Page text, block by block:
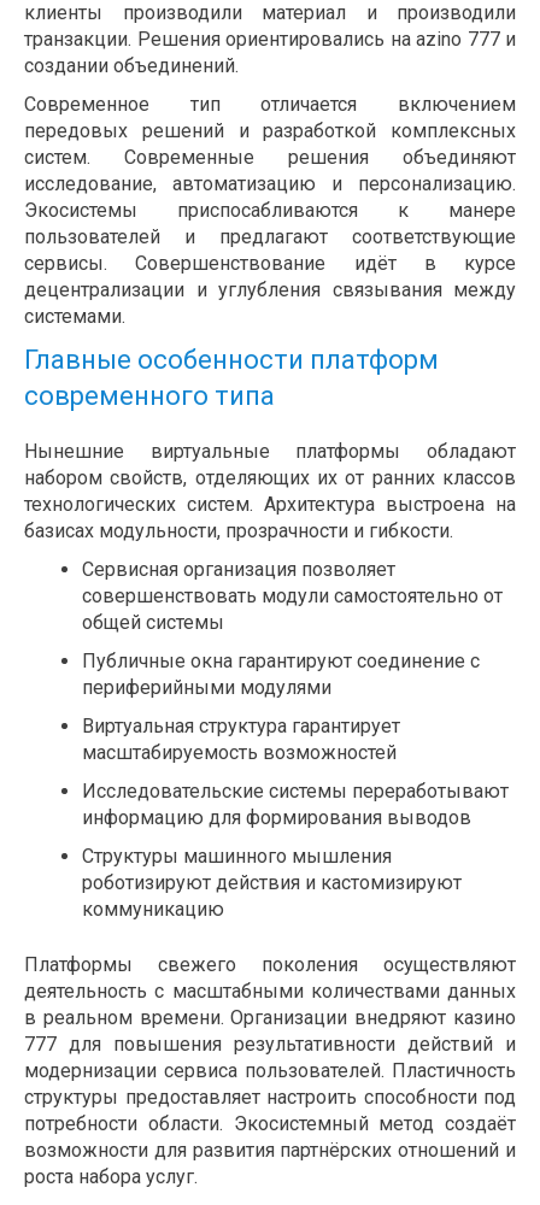
клиенты производили материал и производили
транзакции. Решения ориентировались на azino 777 и
создании объединений.
Современное тип отличается включением
передовых решений и разработкой комплексных
систем. Современные решения объединяют
исследование, автоматизацию и персонализацию.
Экосистемы приспосабливаются к манере
пользователей и предлагают соответствующие
сервисы. Совершенствование идёт в курсе
децентрализации и углубления связывания между
системами.
Главные особенности платформ
современного типа
Нынешние виртуальные платформы обладают
набором свойств, отделяющих их от ранних классов
технологических систем. Архитектура выстроена на
базисах модульности, прозрачности и гибкости.
Сервисная организация позволяет
совершенствовать модули самостоятельно от
общей системы
Публичные окна гарантируют соединение с
периферийными модулями
Виртуальная структура гарантирует
масштабируемость возможностей
Исследовательские системы переработывают
информацию для формирования выводов
Структуры машинного мышления
роботизируют действия и кастомизируют
коммуникацию
Платформы свежего поколения осуществляют
деятельность с масштабными количествами данных
в реальном времени. Организации внедряют казино
777 для повышения результативности действий и
модернизации сервиса пользователей. Пластичность
структуры предоставляет настроить способности под
потребности области. Экосистемный метод создаёт
возможности для развития партнёрских отношений и
роста набора услуг.